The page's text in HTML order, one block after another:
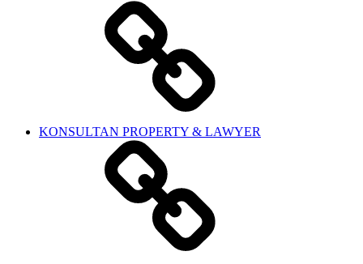
KONSULTAN PROPERTY & LAWYER